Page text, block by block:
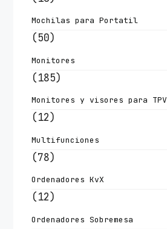
Mochilas para Portatil
(50)
Monitores
(185)
Monitores y visores para TPV
(12)
Multifunciones
(78)
Ordenadores KvX
(12)
Ordenadores Sobremesa